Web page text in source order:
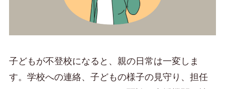
子どもが不登校になると、親の日常は一変しま
す。学校への連絡、子どもの様子の見守り、担任